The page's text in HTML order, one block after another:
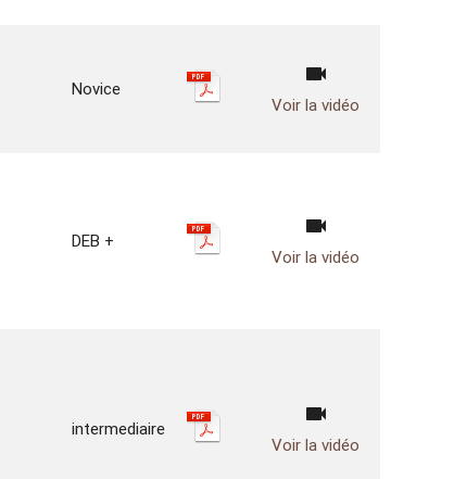
Novice
videocam
Voir la vidéo
DEB +
videocam
Voir la vidéo
intermediaire
videocam
Voir la vidéo